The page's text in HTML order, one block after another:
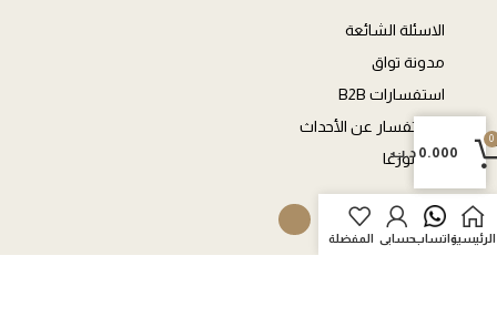
0
0.000 د.ب
الاسئلة الشائعة
مدونة تواق
استفسارات B2B
الاستفسار عن الأحداث
كن موزعًا
الرئيسيةواتسابحسابي المفضلة